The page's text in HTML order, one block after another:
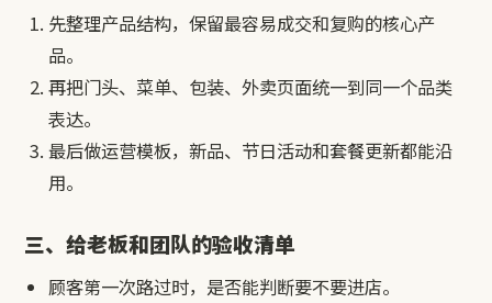
先整理产品结构，保留最容易成交和复购的核心产
品。
再把门头、菜单、包装、外卖页面统一到同一个品类
表达。
最后做运营模板，新品、节日活动和套餐更新都能沿
用。
三、给老板和团队的验收清单
顾客第一次路过时，是否能判断要不要进店。